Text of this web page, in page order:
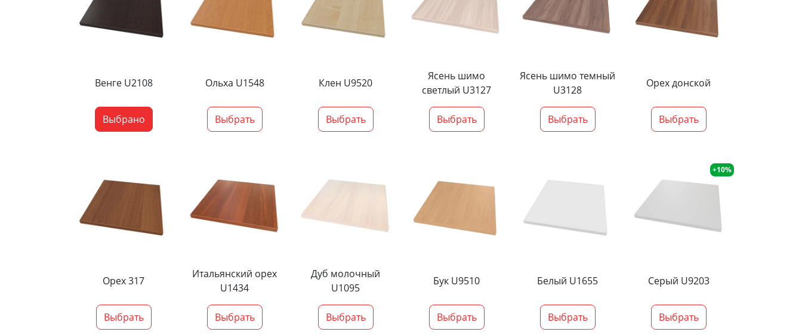
Венге U2108
Выбрано
Ольха U1548
Выбрать
Клен U9520
Выбрать
Ясень шимо
светлый U3127
Выбрать
Ясень шимо темный
U3128
Выбрать
Орех донской
Выбрать
Орех 317
Выбрать
Итальянский орех
U1434
Выбрать
Дуб молочный
U1095
Выбрать
Бук U9510
Выбрать
Белый U1655
Выбрать
+10%
Серый U9203
Выбрать